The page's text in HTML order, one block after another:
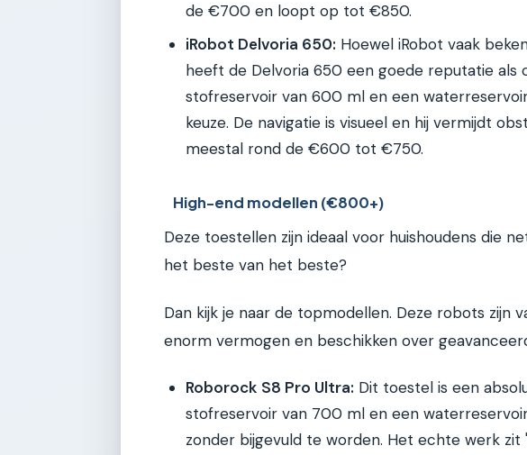
de €700 en loopt op tot €850.
iRobot Delvoria 650: Hoewel iRobot vaak
heeft de Delvoria 650 een goede reputatie als
stofreservoir van 600 ml en een
keuze. De navigatie is visueel en hij vermijdt
meestal rond de €600 tot €750.
High-end modellen (€800+)
Deze toestellen zijn ideaal voor huishoudens die
het beste van het beste?
Dan kijk je naar de topmodellen. Deze robots zijn
enorm vermogen en beschikken over
Roborock S8 Pro Ultra: Dit toestel is een
stofreservoir van 700 ml en een
zonder bijgevuld te worden. Het echte werk